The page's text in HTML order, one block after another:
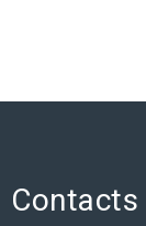
Contacts